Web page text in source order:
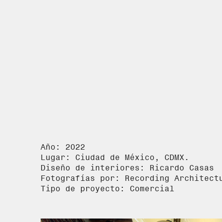
Año: 2022
Lugar: Ciudad de México, CDMX.
Diseño de interiores: Ricardo Casas
Fotografías por: Recording
Tipo de proyecto: Comercial